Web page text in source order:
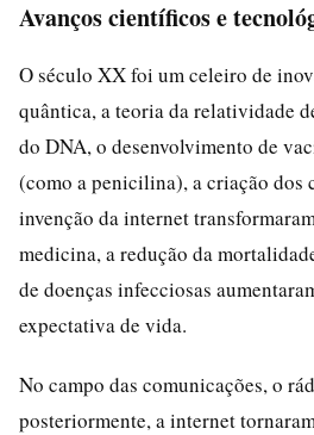
Avanços científicos e
O século XX foi um celeiro de
quântica, a teoria da relatividade
do DNA, o desenvolvimento de
(como a penicilina), a criação dos
invenção da internet
medicina, a redução da
de doenças infecciosas
expectativa de vida.
No campo das comunicações, o
posteriormente, a internet